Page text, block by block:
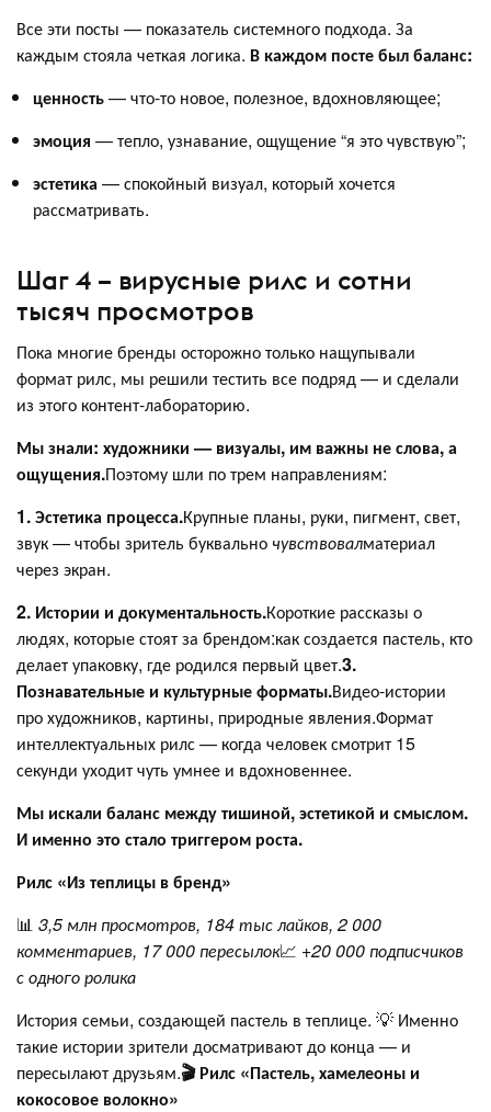
Все эти посты — показатель системного подхода. За
каждым стояла четкая логика. В каждом посте был баланс:
ценность— что-то новое, полезное, вдохновляющее;
эмоция — тепло, узнавание, ощущение “я это чувствую”;
эстетика — спокойный визуал, который хочется
рассматривать.
Шаг 4 – вирусные рилс и сотни
тысяч просмотров
Пока многие бренды осторожно только нащупывали
формат рилс, мы решили тестить все подряд — и сделали
из этого контент-лабораторию.
Мы знали: художники — визуалы, им важны не слова, а
ощущения.Поэтому шли по трем направлениям:
1. Эстетика процесса.Крупные планы, руки, пигмент, свет,
звук — чтобы зритель буквально чувствовалматериал
через экран.
2. Истории и документальность.Короткие рассказы о
людях, которые стоят за брендом:как создается пастель, кто
делает упаковку, где родился первый цвет.3.
Познавательные и культурные форматы.Видео-истории
про художников, картины, природные явления.Формат
интеллектуальных рилс — когда человек смотрит 15
секунди уходит чуть умнее и вдохновеннее.
Мы искали баланс между тишиной, эстетикой и смыслом.
И именно это стало триггером роста.
Рилс «Из теплицы в бренд»
📊 3,5 млн просмотров, 184 тыс лайков, 2 000
комментариев, 17 000 пересылок📈 +20 000 подписчиков
с одного ролика
История семьи, создающей пастель в теплице. 💡 Именно
такие истории зрители досматривают до конца — и
пересылают друзьям.🎬 Рилс «Пастель, хамелеоны и
кокосовое волокно»